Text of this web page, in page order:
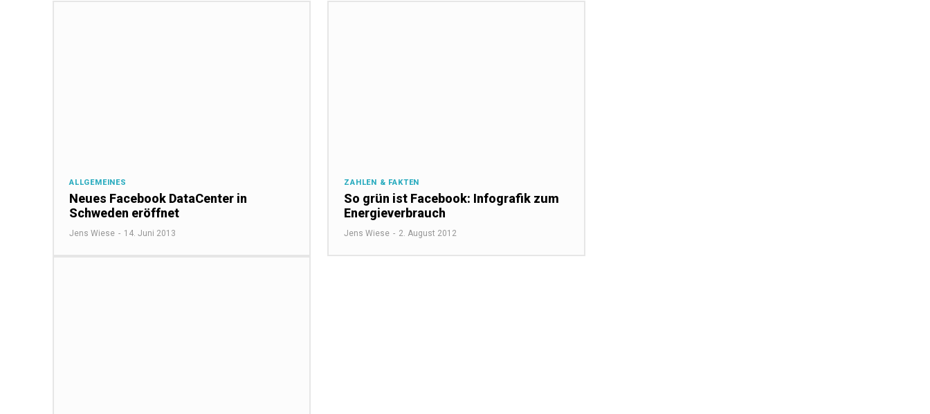
ALLGEMEINES
Neues Facebook DataCenter in
Schweden eröffnet
Jens Wiese - 14. Juni 2013
ZAHLEN & FAKTEN
So grün ist Facebook: Infografik zum
Energieverbrauch
Jens Wiese - 2. August 2012